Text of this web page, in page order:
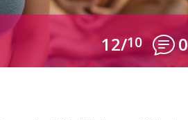
12/10 0